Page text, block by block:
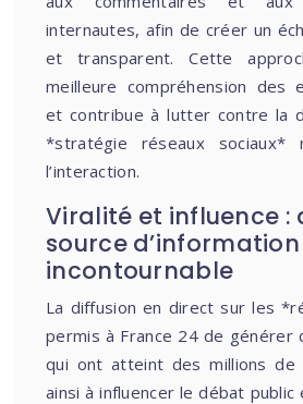
internautes, afin de créer un
et transparent. Cette
meilleure compréhension des
et contribue à lutter contre la
*stratégie réseaux sociaux*
l’interaction.
Viralité et influence :
source d’information
incontournable
La diffusion en direct sur les
permis à France 24 de générer
qui ont atteint des millions de
ainsi à influencer le débat